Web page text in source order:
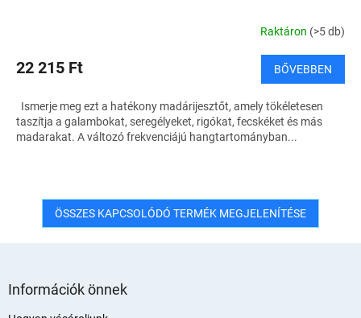
Raktáron (>5 db)
22 215 Ft BŐVEBBEN
Ismerje meg ezt a hatékony madárijesztőt, amely tökéletesen
taszítja a galambokat, seregélyeket, rigókat, fecskéket és más
madarakat. A változó frekvenciájú hangtartományban...
ÖSSZES KAPCSOLÓDÓ TERMÉK MEGJELENÍTÉSE
Információk önnek